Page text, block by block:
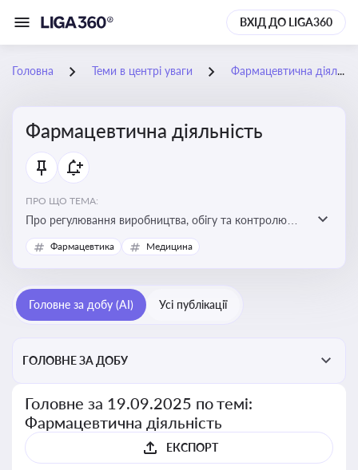
ВХІД ДО LIGA360
Головна Теми в центрі уваги Фармацевтична діяльність
Фармацевтична діяльність
ПРО ЩО ТЕМА:
Про регулювання виробництва, обігу та контролю
лікарських засобів для легальної роботи компаній та
аптек, з дотриманням стандартів якості та безпеки
Фармацевтика Медицина
Головне за добу (AI) Усі публікації
ГОЛОВНЕ ЗА ДОБУ
Головне за 19.09.2025 по темі:
Фармацевтична діяльність
ЕКСПОРТ